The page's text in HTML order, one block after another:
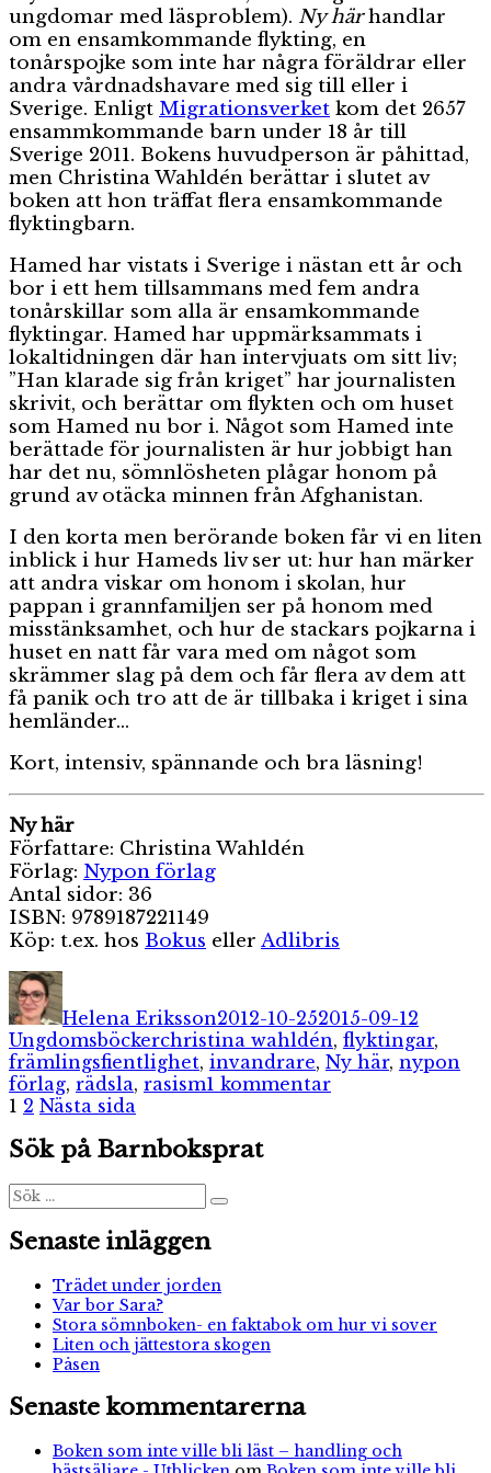
ungdomar med läsproblem). Ny härhandlar
om en ensamkommande flykting, en
tonårspojke som inte har några föräldrar eller
andra vårdnadshavare med sig till eller i
Sverige. Enligt Migrationsverket kom det 2657
ensammkommande barn under 18 år till
Sverige 2011. Bokens huvudperson är påhittad,
men Christina Wahldén berättar i slutet av
boken att hon träffat flera ensamkommande
flyktingbarn.
Hamed har vistats i Sverige i nästan ett år och
bor i ett hem tillsammans med fem andra
tonårskillar som alla är ensamkommande
flyktingar. Hamed har uppmärksammats i
lokaltidningen där han intervjuats om sitt liv;
”Han klarade sig från kriget” har journalisten
skrivit, och berättar om flykten och om huset
som Hamed nu bor i. Något som Hamed inte
berättade för journalisten är hur jobbigt han
har det nu, sömnlösheten plågar honom på
grund av otäcka minnen från Afghanistan.
I den korta men berörande boken får vi en liten
inblick i hur Hameds liv ser ut: hur han märker
att andra viskar om honom i skolan, hur
pappan i grannfamiljen ser på honom med
misstänksamhet, och hur de stackars pojkarna i
huset en natt får vara med om något som
skrämmer slag på dem och får flera av dem att
få panik och tro att de är tillbaka i kriget i sina
hemländer…
Kort, intensiv, spännande och bra läsning!
Ny här
Författare: Christina Wahldén
Förlag: Nypon förlag
Antal sidor: 36
ISBN: 9789187221149
Köp: t.ex. hos Bokus eller Adlibris
Författare
Helena Eriksson2012-10-252015-09-12
UngdomsböckerEtiketter
christina wahldén, flyktingar,
främlingsfientlighet, invandrare, Ny här, nypon
förlag, rädsla, rasism1 kommentartill
Sidnumrering
för
inlägg
Sida
1 Sida
2 Nästa sida
Sök på Barnboksprat
Sök
efter:
Sök
Senaste inläggen
Trädet under jorden
Var bor Sara?
Stora sömnboken- en faktabok om hur vi sover
Liten och jättestora skogen
Påsen
Senaste kommentarerna
Boken som inte ville bli läst – handling och